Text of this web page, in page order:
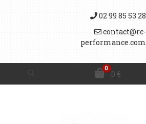
02 99 85 53 28
contact@rc-
performance.com
0
0 €